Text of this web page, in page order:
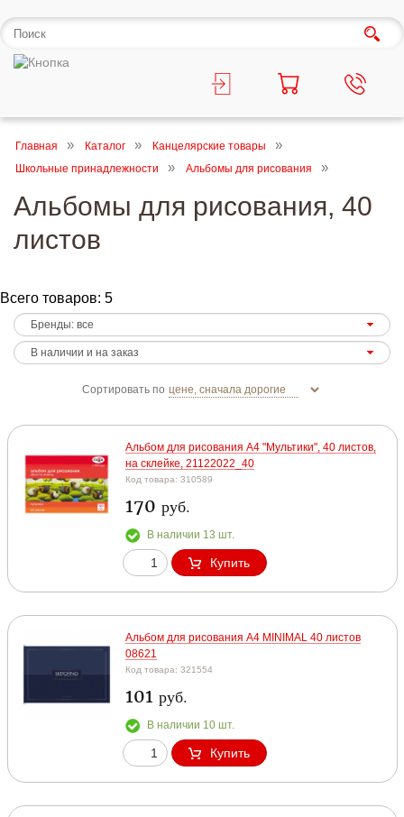
Главная Каталог
Канцелярские товары
Школьные принадлежности
Альбомы для рисования
Альбомы для рисования, 40
листов
Всего товаров: 5
Сортировать по
Альбом для рисования А4 "Мультики", 40 листов,
на склейке, 21122022_40
Код товара: 310589
170 руб.
В наличии 13 шт.
Купить
Альбом для рисования А4 MINIMAL 40 листов
08621
Код товара: 321554
101 руб.
В наличии 10 шт.
Купить